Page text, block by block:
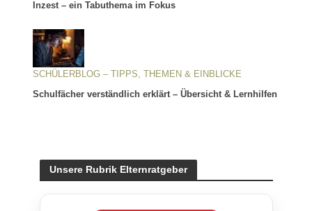
Inzest – ein Tabuthema im Fokus
SCHÜLERBLOG – TIPPS, THEMEN & EINBLICKE
Schulfächer verständlich erklärt – Übersicht & Lernhilfen
Unsere Rubrik Elternratgeber